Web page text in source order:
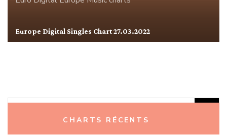
Europe Digital Singles Chart 27.03.2022
CHARTS RÉCENTS